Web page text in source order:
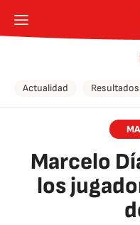
Actualidad Resultados
Marcelo
los